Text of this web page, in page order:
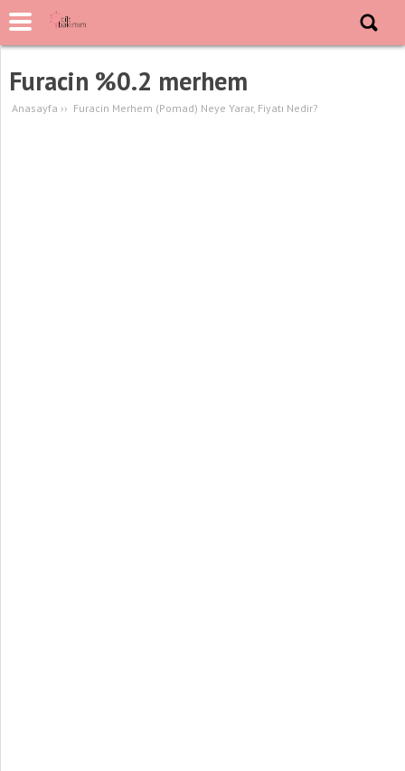
Furacin %0.2 merhem
Anasayfa ›› Furacin Merhem (Pomad) Neye Yarar, Fiyatı Nedir?